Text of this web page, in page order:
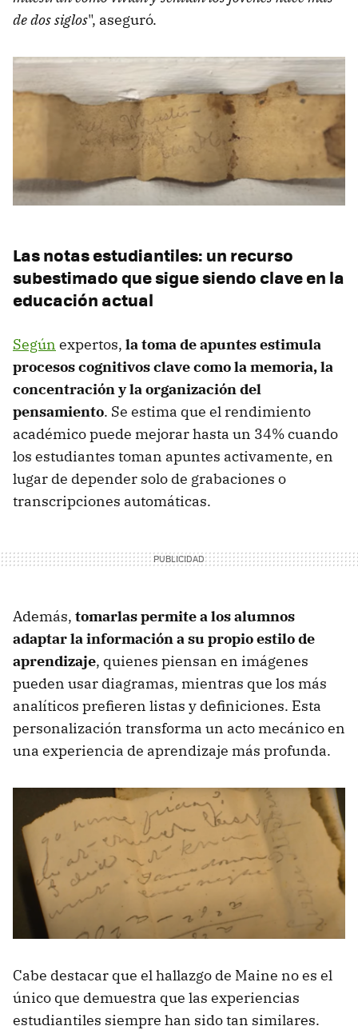
de dos siglos", aseguró.
Las notas estudiantiles: un recurso
subestimado que sigue siendo clave en la
educación actual
Según expertos, la toma de apuntes estimula
procesos cognitivos clave como la memoria, la
concentración y la organización del
pensamiento. Se estima que el rendimiento
académico puede mejorar hasta un 34% cuando
los estudiantes toman apuntes activamente, en
lugar de depender solo de grabaciones o
transcripciones automáticas.
Además, tomarlas permite a los alumnos
adaptar la información a su propio estilo de
aprendizaje, quienes piensan en imágenes
pueden usar diagramas, mientras que los más
analíticos prefieren listas y definiciones. Esta
personalización transforma un acto mecánico en
una experiencia de aprendizaje más profunda.
Cabe destacar que el hallazgo de Maine no es el
único que demuestra que las experiencias
estudiantiles siempre han sido tan similares.